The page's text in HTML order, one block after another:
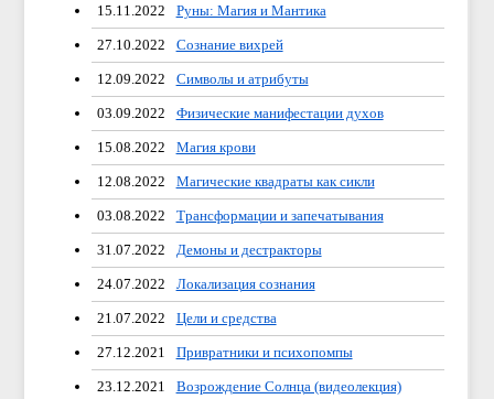
15.11.2022 Руны: Магия и Мантика
27.10.2022 Сознание вихрей
12.09.2022 Символы и атрибуты
03.09.2022 Физические манифестации духов
15.08.2022 Магия крови
12.08.2022 Магические квадраты как сикли
03.08.2022 Трансформации и запечатывания
31.07.2022 Демоны и дестракторы
24.07.2022 Локализация сознания
21.07.2022 Цели и средства
27.12.2021 Привратники и психопомпы
23.12.2021 Возрождение Солнца (видеолекция)